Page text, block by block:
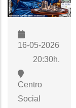
16-05-2026
20:30h.
Centro
Social